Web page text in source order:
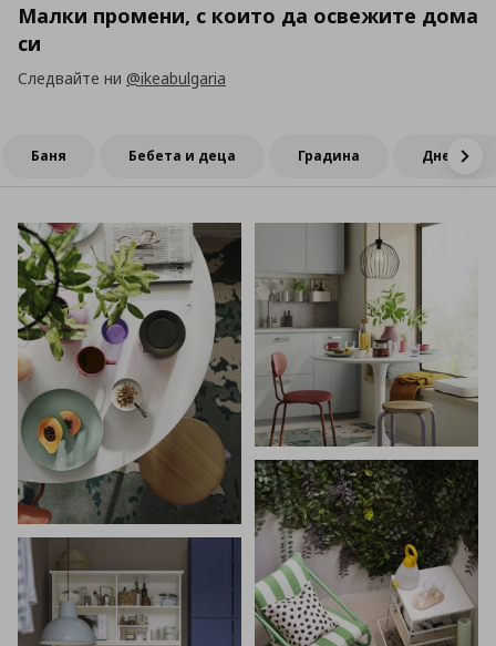
Малки промени, с които да освежите дома
си
Следвайте ни @ikeabulgaria
Баня Бебета и деца Градина Дневна